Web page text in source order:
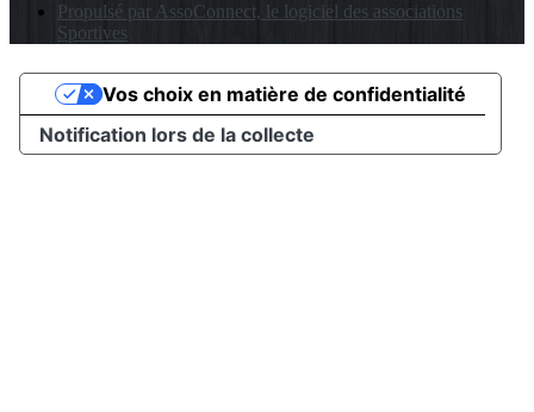
Propulsé par AssoConnect, le logiciel des associations
Sportives
Notification lors de la collecte
Vos choix en matière de confidentialité